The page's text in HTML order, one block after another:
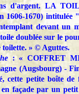
d'argent. LA
1606-1670) intitulée
devant un
toile doublée sur le
toilette. » © Aguttes.
: « COFFRET
(Augsbourg) -
cette petite boîte de
façade par un